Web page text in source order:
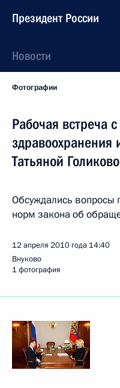
Президент России
Новости
Фотографии
Рабочая встреча
Татьяной
Обсуждались вопросы
норм закона об
12 апреля 2010 года 14:40
Внуково
1 фотография